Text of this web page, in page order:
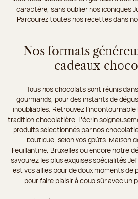
caractère, sans oublier nos iconiques
Parcourez toutes nos recettes dans
Nos formats
cadeaux
Tous nos chocolats sont réunis
gourmands, pour des instants de
inoubliables. Retrouvez
tradition chocolatière. L’écrin
produits sélectionnés par nos
boutique, selon vos goûts. Maison
Feuillantine, Bruxelles ou encore notre
savourez les plus exquises spécialités
est vos alliés pour de doux moments de
pour faire plaisir à coup sûr avec un